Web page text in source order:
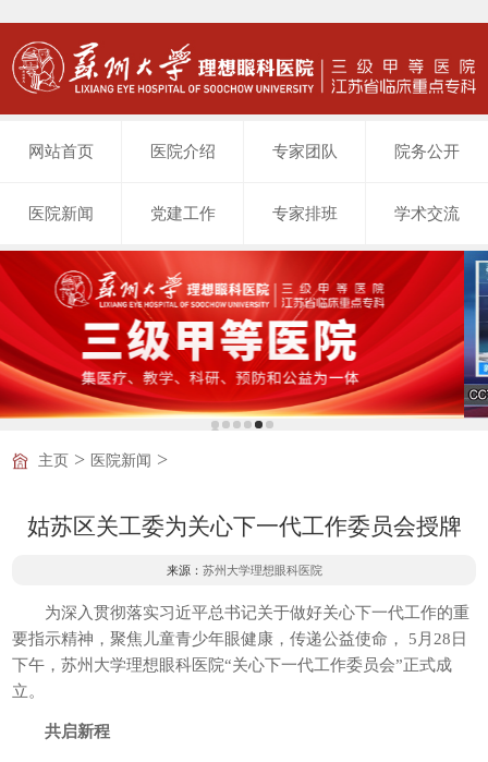
网站首页 医院介绍 专家团队 院务公开
医院新闻 党建工作 专家排班 学术交流
主页> 医院新闻 >
姑苏区关工委为关心下一代工作委员会授牌
来源： 苏州大学理想眼科医院
为深入贯彻落实习近平总书记关于做好关心下一代工作的重
要指示精神，聚焦儿童青少年眼健康，传递公益使命， 5月28日
下午，苏州大学理想眼科医院“关心下一代工作委员会”正式成
立。
共启新程